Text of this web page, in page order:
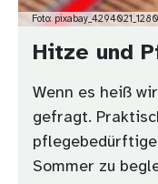
Foto:
Hitze und
Wenn es heiß
gefragt.
Sommer zu